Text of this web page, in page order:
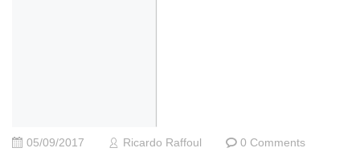
05/09/2017 Ricardo Raffoul 0 Comments